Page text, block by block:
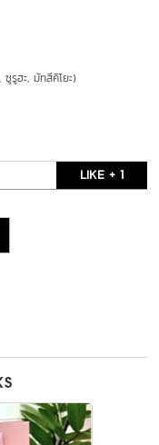
รูฮะ, มัทสึคิโยะ)
LIKE + 1